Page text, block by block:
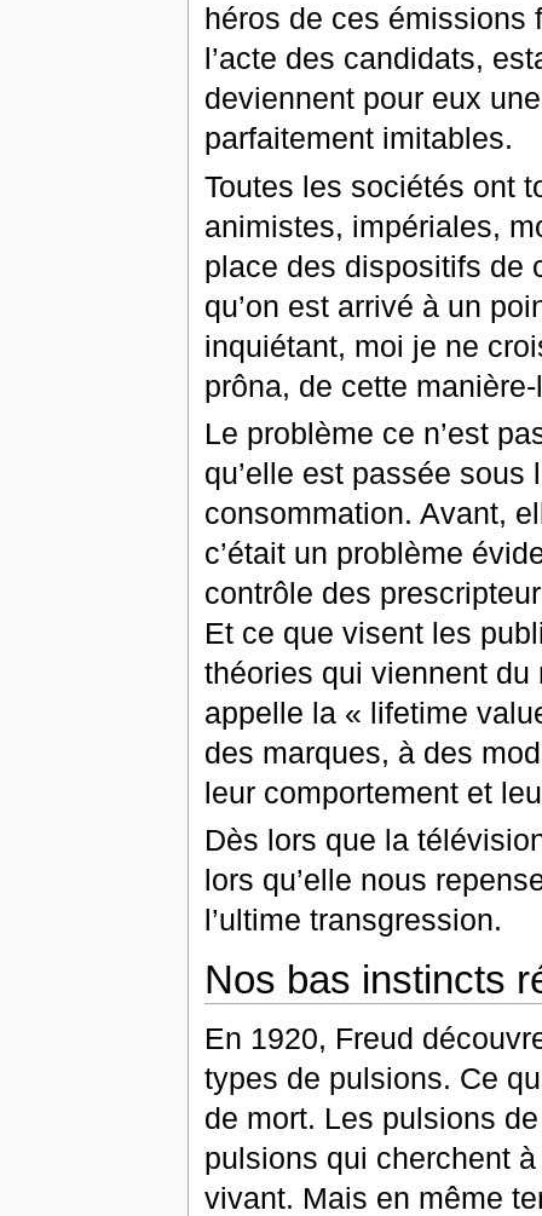
héros de ces émissions
l’acte des candidats,
deviennent pour eux
parfaitement imitables.
Toutes les sociétés ont
animistes, impériales,
place des dispositifs de
qu’on est arrivé à un
inquiétant, moi je ne
prôna, de cette
Le problème ce n’est
qu’elle est passée
consommation. Avant,
c’était un problème
contrôle des
Et ce que visent les
théories qui viennent du
appelle la « lifetime
des marques, à des
leur comportement et
Dès lors que la
lors qu’elle nous
l’ultime transgression.
Nos bas instincts
En 1920, Freud
types de pulsions. Ce
de mort. Les pulsions
pulsions qui cherchent à
vivant. Mais en même